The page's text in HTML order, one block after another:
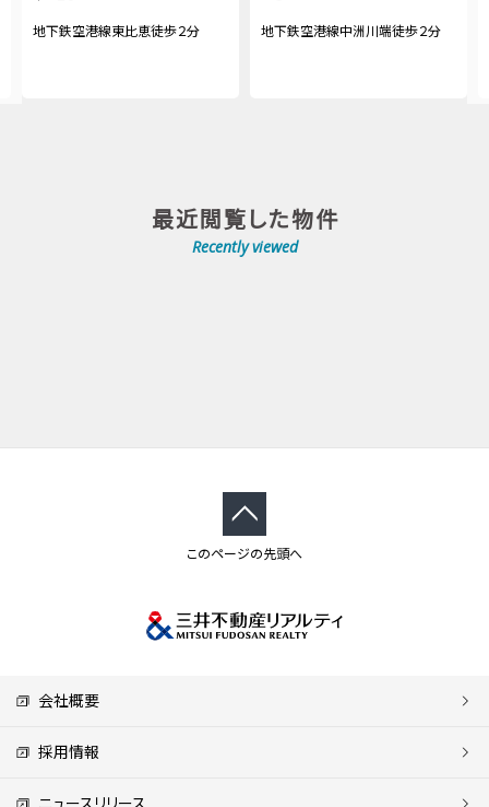
地下鉄空港線東比恵徒歩２分
地下鉄空港線中洲川端徒歩２分
最近閲覧した物件
Recently viewed
このページの先頭へ
会社概要
採用情報